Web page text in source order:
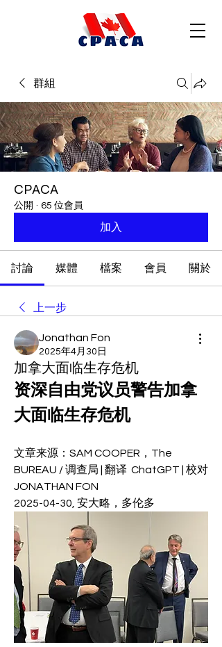
群組
CPACA
公開 · 65 位會員
加入
討論 媒體 檔案 會員 關於
上一步
Jonathan Fon
2025年4月30日
加拿大面临生存危机
资深自由党议员警告加拿
大面临生存危机
文章来源：SAM COOPER，The
BUREAU / 调查局 | 翻译  ChatGPT | 校对
JONATHAN FON
2025-04-30, 安大略，多伦多